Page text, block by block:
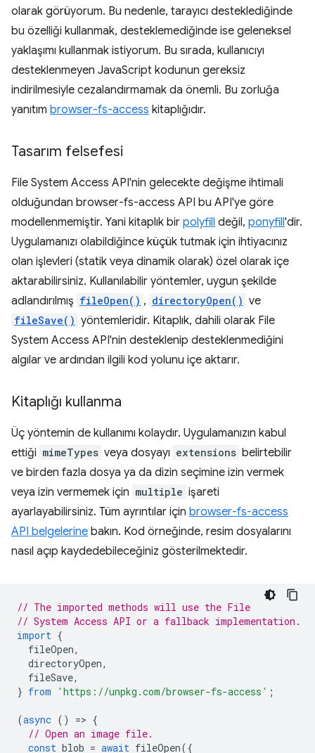
olarak görüyorum. Bu nedenle, tarayıcı desteklediğinde
bu özelliği kullanmak, desteklemediğinde ise geleneksel
yaklaşımı kullanmak istiyorum. Bu sırada, kullanıcıyı
desteklenmeyen JavaScript kodunun gereksiz
indirilmesiyle cezalandırmamak da önemli. Bu zorluğa
yanıtım browser-fs-access kitaplığıdır.
Tasarım felsefesi
File System Access API'nin gelecekte değişme ihtimali
olduğundan browser-fs-access API bu API'ye göre
modellenmemiştir. Yani kitaplık bir polyfill değil, ponyfill'dir.
Uygulamanızı olabildiğince küçük tutmak için ihtiyacınız
olan işlevleri (statik veya dinamik olarak) özel olarak içe
aktarabilirsiniz. Kullanılabilir yöntemler, uygun şekilde
adlandırılmış fileOpen() , directoryOpen() ve
fileSave() yöntemleridir. Kitaplık, dahili olarak File
System Access API'nin desteklenip desteklenmediğini
algılar ve ardından ilgili kod yolunu içe aktarır.
Kitaplığı kullanma
Üç yöntemin de kullanımı kolaydır. Uygulamanızın kabul
ettiği mimeTypes veya dosyayı extensions belirtebilir
ve birden fazla dosya ya da dizin seçimine izin vermek
veya izin vermemek için multiple işareti
ayarlayabilirsiniz. Tüm ayrıntılar için browser-fs-access
API belgelerine bakın. Kod örneğinde, resim dosyalarını
nasıl açıp kaydedebileceğiniz gösterilmektedir.
// The imported methods will use the File
// System Access API or a fallback implementation.
import {
fileOpen,
directoryOpen,
fileSave,
} from 'https://unpkg.com/browser-fs-access' ;
(async () => {
// Open an image file.
const blob = await fileOpen({